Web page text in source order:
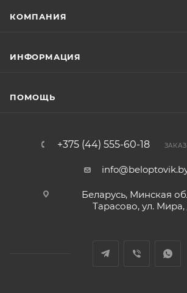
КОМПАНИЯ
ИНФОРМАЦИЯ
ПОМОЩЬ
+375 (44) 555-60-18
Беларусь, Минская
Тарасово, ул. Мира,